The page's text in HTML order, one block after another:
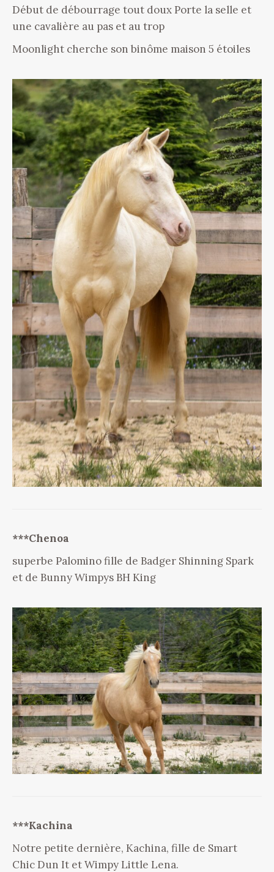
Début de débourrage tout doux Porte la selle et
une cavalière au pas et au trop
Moonlight cherche son binôme maison 5 étoiles
***Chenoa
superbe Palomino fille de Badger Shinning Spark
et de Bunny Wimpys BH King
***Kachina
Notre petite dernière, Kachina, fille de Smart
Chic Dun It et Wimpy Little Lena.